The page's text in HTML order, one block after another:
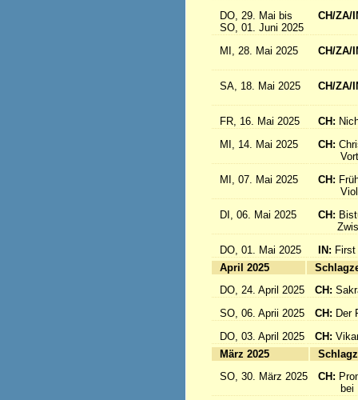
DO, 29. Mai bis
SO, 01. Juni 2025
CH/ZA/
MI, 28. Mai 2025
CH/ZA/
SA, 18. Mai 2025
CH/ZA/
FR, 16. Mai 2025
CH:
MI, 14. Mai 2025
CH:
MI, 07. Mai 2025
CH:
DI, 06. Mai 2025
CH:
DO, 01. Mai 2025
IN:
April 2025
DO, 24. April 2025
CH:
SO, 06. Aprii 2025
CH: Der
DO, 03. April 2025
CH:
März 2025
SO, 30. März 2025
CH:
bei